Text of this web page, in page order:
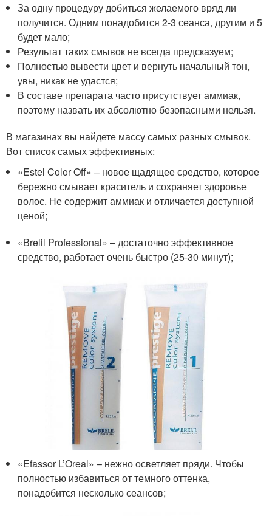
За одну процедуру добиться желаемого вряд ли
получится. Одним понадобится 2-3 сеанса, другим и 5
будет мало;
Результат таких смывок не всегда предсказуем;
Полностью вывести цвет и вернуть начальный тон,
увы, никак не удастся;
В составе препарата часто присутствует аммиак,
поэтому назвать их абсолютно безопасными нельзя.
В магазинах вы найдете массу самых разных смывок.
Вот список самых эффективных:
«Estel Color Off» – новое щадящее средство, которое
бережно смывает краситель и сохраняет здоровье
волос. Не содержит аммиак и отличается доступной
ценой;
«Brelil Professional» – достаточно эффективное
средство, работает очень быстро (25-30 минут);
«Efassor L’Oreal» – нежно осветляет пряди. Чтобы
полностью избавиться от темного оттенка,
понадобится несколько сеансов;